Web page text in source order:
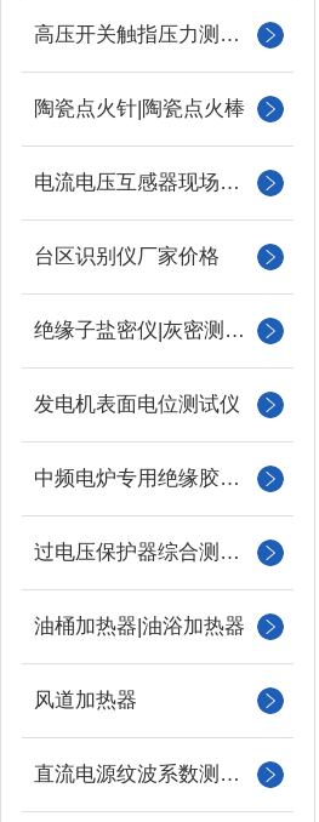
高压开关触指压力测试仪
陶瓷点火针|陶瓷点火棒
电流电压互感器现场校验仪
台区识别仪厂家价格
绝缘子盐密仪|灰密测试仪
发电机表面电位测试仪
中频电炉专用绝缘胶木柱
过电压保护器综合测试仪
油桶加热器|油浴加热器
风道加热器
直流电源纹波系数测试仪